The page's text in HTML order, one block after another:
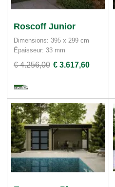
Roscoff Junior
Dimensions: 395 x 299 cm
Épaisseur: 33 mm
€ 4.256,00 € 3.617,60